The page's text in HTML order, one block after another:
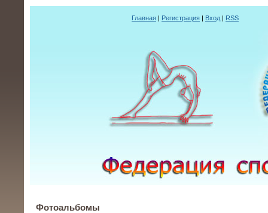
Главная | Регистрация | Вход | RSS
Фотоальбомы